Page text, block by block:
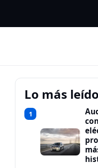
Lo más leído
1